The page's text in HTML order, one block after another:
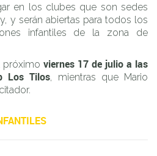
en los clubes que son sedes
y serán abiertas para todos los
infantiles de la zona de
próximo viernes 17 de julio a las
Los Tilos, mientras que Mario